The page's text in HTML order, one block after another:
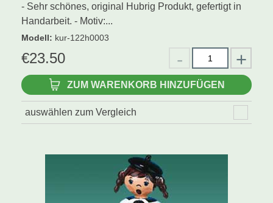
- Sehr schönes, original Hubrig Produkt, gefertigt in
Handarbeit. - Motiv:...
Modell: kur-122h0003
€23.50
ZUM WARENKORB HINZUFÜGEN
auswählen zum Vergleich